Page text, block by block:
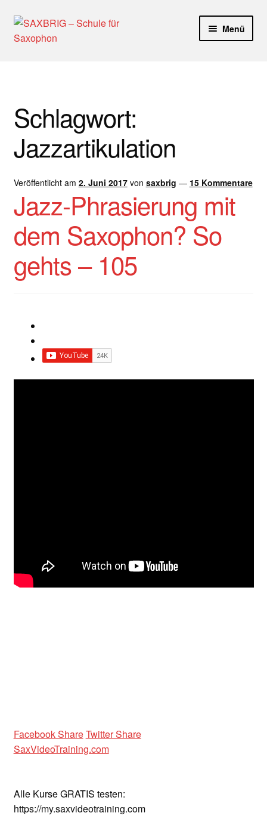
Zur
Navigation
Zum
Inhalt
Menü
Aktuelle Blog Artikel
ANMELDUNG
Dankeschön – Impro Basic Downloads (Youtube)
Datenschutz
Impressum
INFOS
Kooperation/Partner
WORKSHOP
Schlagwort:
Jazzartikulation
Veröffentlicht am 2. Juni 2017 von saxbrig — 15 Kommentare
Jazz-Phrasierung mit
dem Saxophon? So
gehts – 105
Facebook ShareTwitter Share
SaxVideoTraining.com
Alle Kurse GRATIS testen:
https://my.saxvideotraining.com